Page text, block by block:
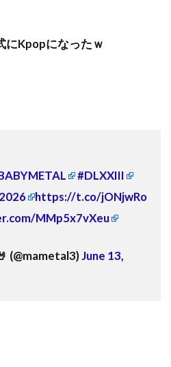
にKpopになったｗ
#DLXXIII
https://t.co/jONjwRo
MMp5x7vXeu
(@mametal3)June 13,